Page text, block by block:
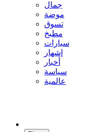
جمال
موضة
تسوق
مطبخ
سيارات
إشهار
أخبار
سياسة
عالمية